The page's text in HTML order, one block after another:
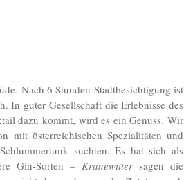
Nach 6 Stunden Stadtbesichtigung ist
In guter Gesellschaft die Erlebnisse des
dazu kommt, wird es ein Genuss. Wir
mit österreichischen Spezialitäten und
suchten. Es hat sich als
Gin-Sorten – Kranewitter sagen die